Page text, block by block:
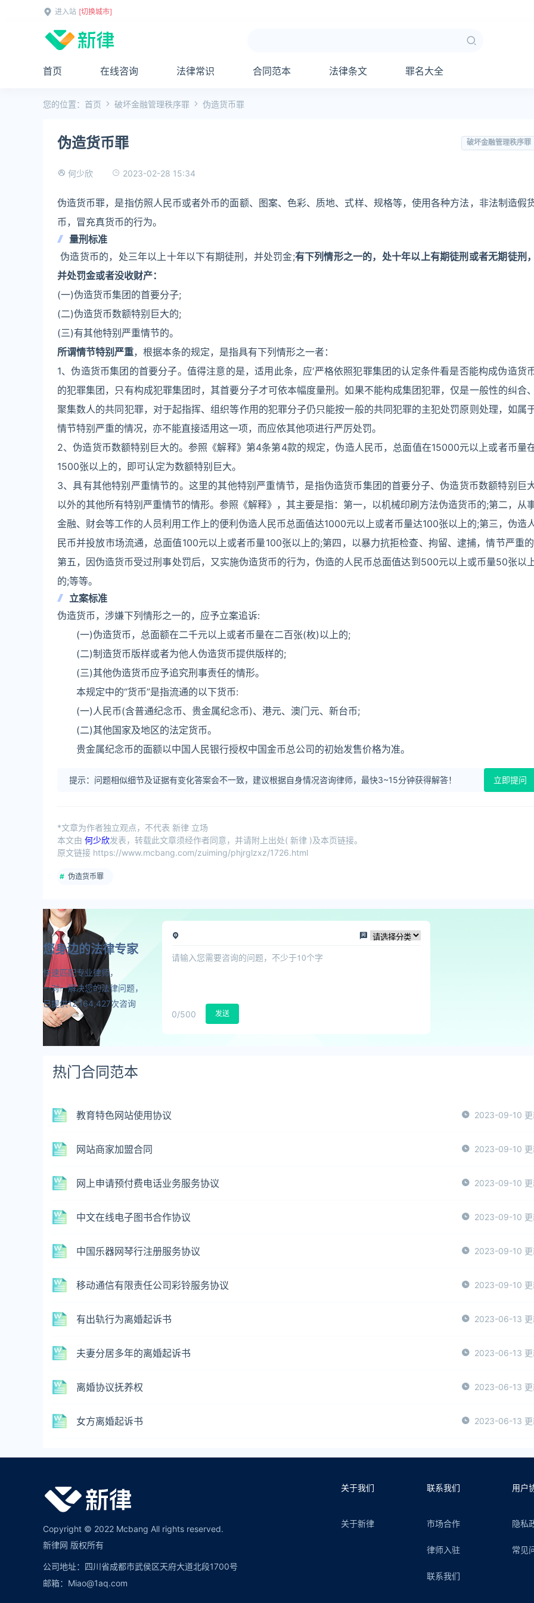
进入站 [切换城市]
首页 在线咨询 法律常识 合同范本 法律条文 罪名大全
您的位置： 首页 破坏金融管理秩序罪 伪造货币罪
伪造货币罪 破坏金融管理秩序罪
何少欣 2023-02-28 15:34
伪造货币罪，是指仿照人民币或者外币的面额、图案、色彩、质地、式样、规格等，使用各种方法，非法制造假
币，冒充真货币的行为。
量刑标准
伪造货币的，处三年以上十年以下有期徒刑，并处罚金;有下列情形之一的，处十年以上有期徒刑或者无期徒刑
并处罚金或者没收财产：
(一)伪造货币集团的首要分子;
(二)伪造货币数额特别巨大的;
(三)有其他特别严重情节的。
所谓情节特别严重，根据本条的规定，是指具有下列情形之一者：
1、伪造货币集团的首要分子。值得注意的是，适用此条，应‘严格依照犯罪集团的认定条件看是否能构成伪造货
的犯罪集团，只有构成犯罪集团时，其首要分子才可依本幅度量刑。如果不能构成集团犯罪，仅是一般性的纠合
聚集数人的共同犯罪，对于起指挥、组织等作用的犯罪分子仍只能按一般的共同犯罪的主犯处罚原则处理，如属
情节特别严重的情况，亦不能直接适用这一项，而应依其他项进行严厉处罚。
2、伪造货币数额特别巨大的。参照《解释》第4条第4款的规定，伪造人民币，总面值在15000元以上或者币量
1500张以上的，即可认定为数额特别巨大。
3、具有其他特别严重情节的。这里的其他特别严重情节，是指伪造货币集团的首要分子、伪造货币数额特别巨
以外的其他所有特别严重情节的情形。参照《解释》，其主要是指：第一，以机械印刷方法伪造货币的;第二，从
金融、财会等工作的人员利用工作上的便利伪造人民币总面值达1000元以上或者币量达100张以上的;第三，伪造
民币并投放市场流通，总面值100元以上或者币量100张以上的;第四，以暴力抗拒检查、拘留、逮捕，情节严重
第五，因伪造货币受过刑事处罚后，又实施伪造货币的行为，伪造的人民币总面值达到500元以上或币量50张以
的;等等。
立案标准
伪造货币，涉嫌下列情形之一的，应予立案追诉:
(一)伪造货币，总面额在二千元以上或者币量在二百张(枚)以上的;
(二)制造货币版样或者为他人伪造货币提供版样的;
(三)其他伪造货币应予追究刑事责任的情形。
本规定中的“货币”是指流通的以下货币:
(一)人民币(含普通纪念币、贵金属纪念币)、港元、澳门元、新台币;
(二)其他国家及地区的法定货币。
贵金属纪念币的面额以中国人民银行授权中国金币总公司的初始发售价格为准。
提示：问题相似细节及证据有变化答案会不一致，建议根据自身情况咨询律师，最快3~15分钟获得解答！ 立即提问
*文章为作者独立观点，不代表 新律 立场
本文由 何少欣发表，转载此文章须经作者同意，并请附上出处( 新律 )及本页链接。
原文链接 https://www.mcbang.com/zuiming/phjrglzxz/1726.html
伪造货币罪
您身边的法律专家
快速匹配专业律师，
一对一解决您的法律问题，
已提供12,164,427次咨询
0/500 发送
热门合同范本
教育特色网站使用协议 2023-09-10 更
网站商家加盟合同 2023-09-10 更
网上申请预付费电话业务服务协议 2023-09-10 更
中文在线电子图书合作协议 2023-09-10 更
中国乐器网琴行注册服务协议 2023-09-10 更
移动通信有限责任公司彩铃服务协议 2023-09-10 更
有出轨行为离婚起诉书 2023-06-13 更
夫妻分居多年的离婚起诉书 2023-06-13 更
离婚协议抚养权 2023-06-13 更
女方离婚起诉书 2023-06-13 更
Copyright © 2022 Mcbang All rights reserved.
新律网 版权所有
公司地址：四川省成都市武侯区天府大道北段1700号
邮箱：Miao@1aq.com
关于我们
关于新律
联系我们
市场合作
律师入驻
联系我们
用户
隐私
常见